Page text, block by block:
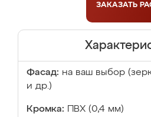
ЗАКАЗАТЬ
Фасад: на ваш выбор
и др.)
Кромка: ПВХ (0,4 мм)